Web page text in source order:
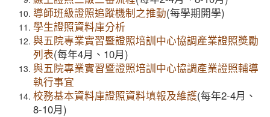
導師班級證照追蹤機制之推動(每學期開學)
學生證照資料庫分析
與五院專業實習暨證照培訓中心協調產業證照獎勵
列表(每年4月、10月)
與五院專業實習暨證照培訓中心協調產業證照輔導
執行事宜
校務基本資料庫證照資料填報及維護(每年2-4月、
8-10月)